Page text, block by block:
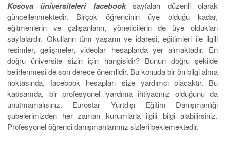
Kosova üniversiteleri facebooksayfaları düzenli olarak
güncellenmektedir. Birçok öğrencinin üye olduğu kadar,
eğitmenlerin ve çalışanların, yöneticilerin de üye oldukları
sayfalardır. Okulların tüm yaşamı ve idaresi, eğitimleri ile ilgili
resimler, gelişmeler, videolar hesaplarda yer almaktadır. En
doğru üniversite sizin için hangisidir? Bunun doğru şekilde
belirlenmesi de son derece önemlidir. Bu konuda bir ön bilgi alma
noktasında, facebook hesapları size yardımcı olacaktır. Bu
kapsamda, bir profesyonel yardıma ihtiyacınız olduğunu da
unutmamalısınız. Eurostar Yurtdışı Eğitim Danışmanlığı
şubelerimizden her zaman kurumlarla ilgili bilgi alabilirsiniz.
Profesyonel öğrenci danışmanlarımız sizleri beklemektedir.